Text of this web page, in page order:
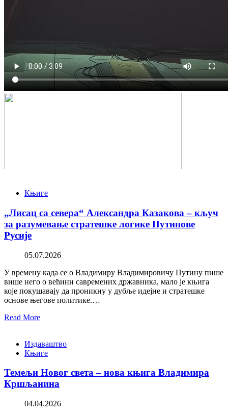
Књиге
„Лисац са севера“ Александра Казакова – кључ
за разумевање стратешке логике Путинове
Русије
05.07.2026
У времену када се о Владимиру Владимировичу Путину пише
више него о већини савремених државника, мало је књига
које покушавају да проникну у дубље идејне и стратешке
основе његове политике.…
Read More
Издаваштво
Књиге
Темељи Новог света – нова књига Владимира
Кршљанина
04.04.2026